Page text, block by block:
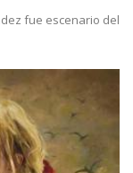
fue escenario del